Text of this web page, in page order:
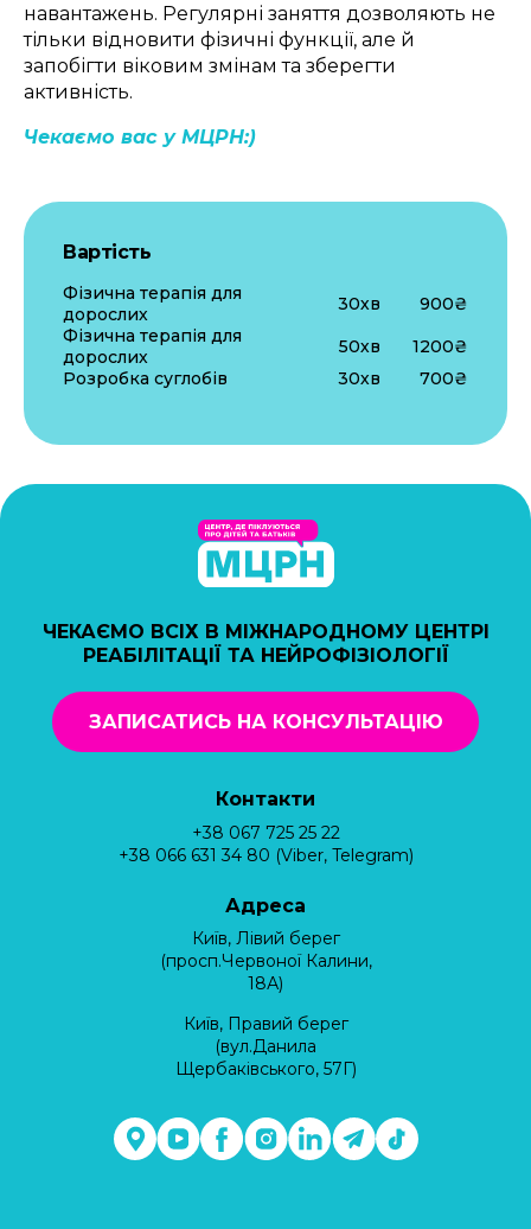
навантажень. Регулярні заняття дозволяють не
тільки відновити фізичні функції, але й
запобігти віковим змінам та зберегти
активність.
Чекаємо вас у МЦРН:)
Вартість
Фізична терапія для
дорослих
30хв
900₴
Фізична терапія для
дорослих
50хв
1200₴
Розробка суглобів
30хв 700₴
ЧЕКАЄМО ВСІХ В МІЖНАРОДНОМУ ЦЕНТРІ
РЕАБІЛІТАЦІЇ ТА НЕЙРОФІЗІОЛОГІЇ
ЗАПИСАТИСЬ НА КОНСУЛЬТАЦІЮ
Контакти
+38 067 725 25 22
+38 066 631 34 80 (Viber, Telegram)
Адреса
Київ, Лівий берег
(просп.Червоної Калини,
18А)
Київ, Правий берег
(вул.Данила
Щербаківського, 57Г)